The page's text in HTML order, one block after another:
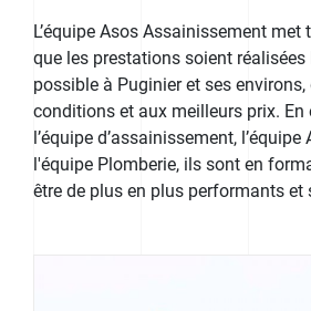
L’équipe Asos Assainissement
que les prestations soient
possible à Puginier et ses
conditions et aux meilleurs prix. En
l’équipe d’assainissement,
l'équipe Plomberie, ils sont en
être de plus en plus performants